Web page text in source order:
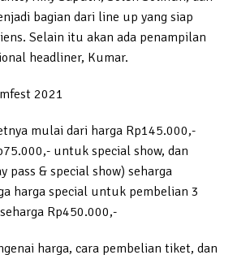
bagian dari line up yang siap
Selain itu akan ada penampilan
headliner, Kumar.
2021
mulai dari harga Rp145.000,-
untuk special show, dan
pass & special show) seharga
harga special untuk pembelian 3
Rp450.000,-
harga, cara pembelian tiket, dan